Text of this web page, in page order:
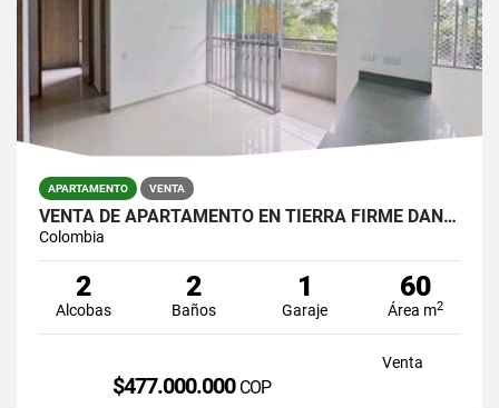
APARTAMENTO VENTA
VENTA DE APARTAMENTO EN TIERRA FIRME DAN GERMAN
Colombia
2
Alcobas
2
Baños
1
Garaje
60
Área m2
Venta
$477.000.000 COP